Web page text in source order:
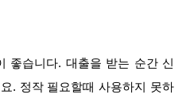
좋습니다. 대출을 받는 순간 신
. 정작 필요할때 사용하지 못하